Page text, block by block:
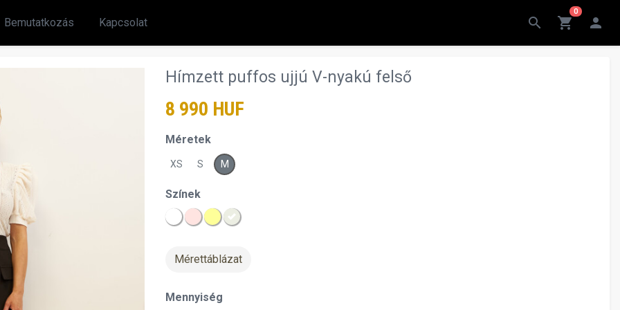
Bemutatkozás Kapcsolat search shopping_cart
0
person
Hímzett puffos ujjú V-nyakú felső
8 990 HUF
Méretek
XS S M
Színek
Mérettáblázat
Mennyiség